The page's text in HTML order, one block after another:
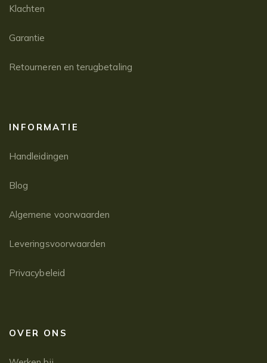
Klachten
Garantie
Retourneren en terugbetaling
INFORMATIE
Handleidingen
Blog
Algemene voorwaarden
Leveringsvoorwaarden
Privacybeleid
OVER ONS